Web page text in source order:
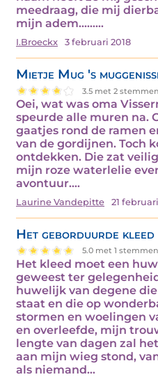
meedraag, die mij
mijn adem......…
I.Broeckx 3 februari 2018
Mietje Mug 's
3.5 met 2 stemmen
Oei, wat was oma
speurde alle muren na.
gaatjes rond de ramen
van de gordijnen. Toch
ontdekken. Die zat
mijn roze waterlelie
avontuur.…
Laurine Vandepitte 21
Het geborduurde kleed
5.0 met 1 stemmen
Het kleed moet een
geweest ter
huwelijk van degene
staat en die op
stormen en woelingen
en overleefde, mijn
lengte van dagen zal
aan mijn wieg stond,
als niemand…